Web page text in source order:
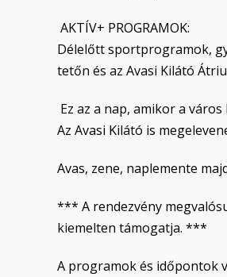
AKTÍV+ PROGRAMOK:
Délelőtt sportprogramok,
tetőn és az Avasi Kilátó
Ez az a nap, amikor a
Az Avasi Kilátó is
Avas, zene, naplemente
*** A rendezvény
kiemelten támogatja. ***
A programok és időpontok